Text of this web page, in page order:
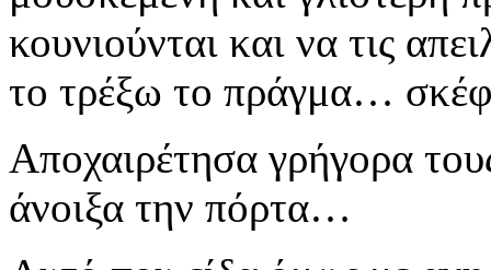
κουνιούνται και να τις
το τρέξω το πράγμα…
Αποχαιρέτησα γρήγορα
άνοιξα την πόρτα…